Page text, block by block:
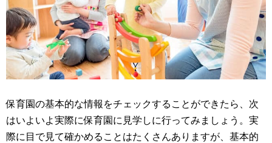
保育園の基本的な情報をチェックすることができたら、次
はいよいよ実際に保育園に見学しに行ってみましょう。実
際に目で見て確かめることはたくさんありますが、基本的